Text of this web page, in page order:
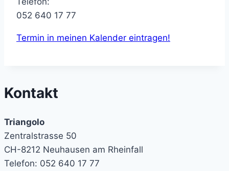
052 640 17 77
Termin in meinen Kalender eintragen!
Kontakt
Triangolo
Zentralstrasse 50
CH-8212 Neuhausen am Rheinfall
Telefon: 052 640 17 77